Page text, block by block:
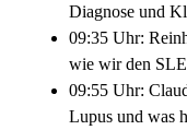
Diagnose und
09:35 Uhr:
wie wir den SLE
09:55 Uhr:
Lupus und was